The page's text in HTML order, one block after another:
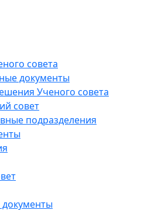
совета
документы
Ученого совета
совет
подразделения